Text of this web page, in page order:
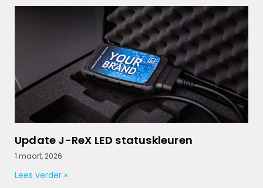
Update J-ReX LED statuskleuren
1 maart, 2026
Lees verder »